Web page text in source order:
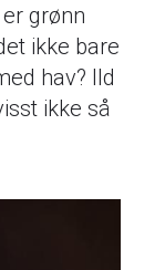
grønn
ikke bare
hav? Ild
ikke så